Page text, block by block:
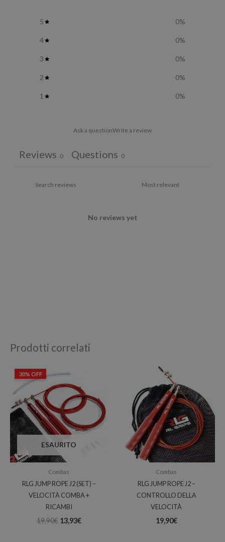
5 0%
4 0%
3 0%
2 0%
1 0%
Ask a questionWrite a review
Reviews 0 Questions 0
No reviews yet
Prodotti correlati
ESAURITO
30% OFF
Combas
RLG JUMP ROPE J2 (SET) –
VELOCITÀ COMBA +
RICAMBI
19,90€
prezzo
originale
era:
19,90€.
13,93€
attuale
è:
13,93€.
Combas
RLG JUMP ROPE J2 –
CONTROLLO DELLA
VELOCITÀ
19,90€